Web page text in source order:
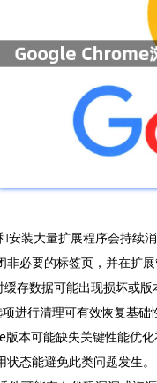
装大量扩展程序会持
必要的标签页，并在扩
存数据可能出现损坏或
进行清理可有效恢复基础
本可能缺失关键性能优
态能避免此类问题发生。